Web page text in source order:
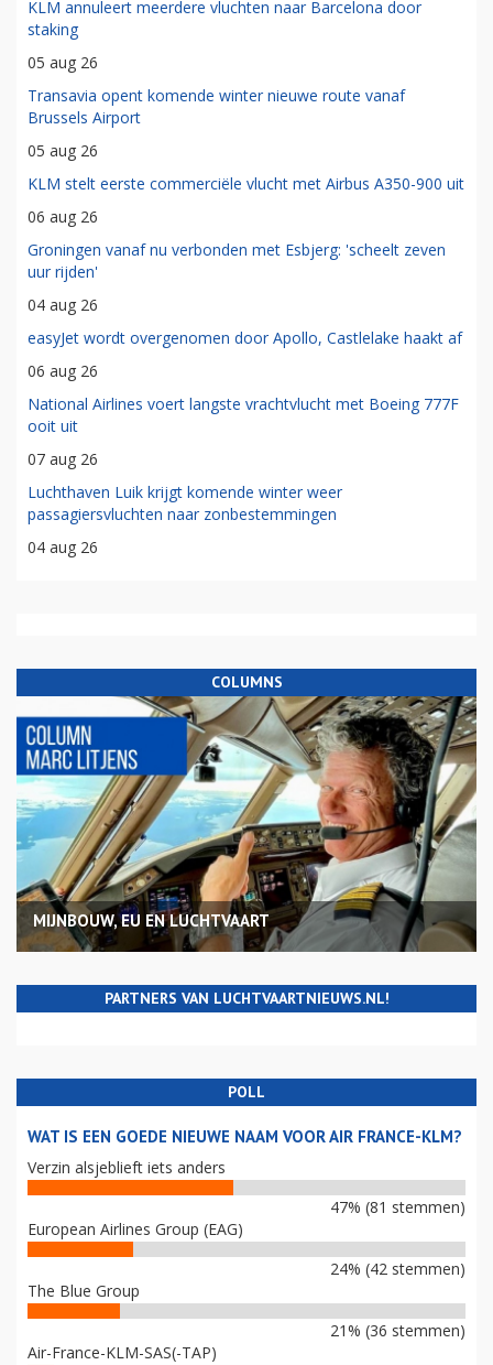
KLM annuleert meerdere vluchten naar Barcelona door
staking
05 aug 26
Transavia opent komende winter nieuwe route vanaf
Brussels Airport
05 aug 26
KLM stelt eerste commerciële vlucht met Airbus A350-900 uit
06 aug 26
Groningen vanaf nu verbonden met Esbjerg: 'scheelt zeven
uur rijden'
04 aug 26
easyJet wordt overgenomen door Apollo, Castlelake haakt af
06 aug 26
National Airlines voert langste vrachtvlucht met Boeing 777F
ooit uit
07 aug 26
Luchthaven Luik krijgt komende winter weer
passagiersvluchten naar zonbestemmingen
04 aug 26
COLUMNS
MIJNBOUW, EU EN LUCHTVAART
PARTNERS VAN LUCHTVAARTNIEUWS.NL!
POLL
WAT IS EEN GOEDE NIEUWE NAAM VOOR AIR FRANCE-KLM?
Verzin alsjeblieft iets anders
47% (81 stemmen)
European Airlines Group (EAG)
24% (42 stemmen)
The Blue Group
21% (36 stemmen)
Air-France-KLM-SAS(-TAP)